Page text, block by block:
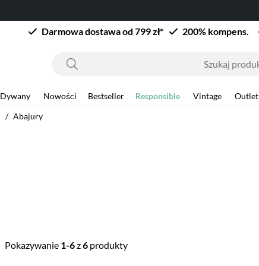
Darmowa dostawa od 799 zł*
200% kompens.
Dywany Nowości Bestseller Responsible Vintage Outlet
Abajury
Pokazywanie 1-6z6 produkty